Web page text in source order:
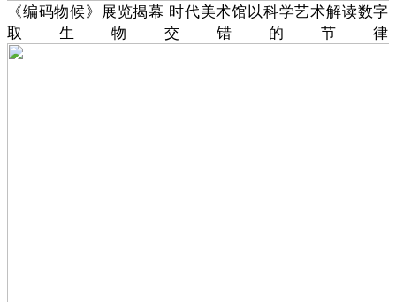
《编码物候》展览揭幕 时代美术馆以科学艺术解读数字
取生物交错的节律